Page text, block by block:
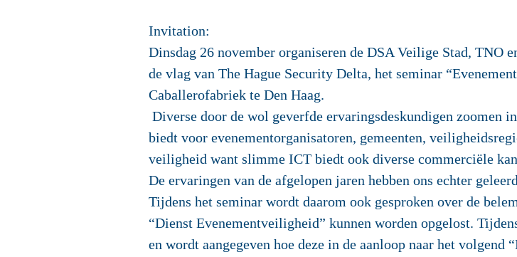
Invitation:
Dinsdag 26 november organiseren de DSA Veilige Stad,
de vlag van The Hague Security Delta, het seminar
Caballerofabriek te Den Haag.
Diverse door de wol geverfde ervaringsdeskundigen zoomen
biedt voor evenementorganisatoren, gemeenten,
veiligheid want slimme ICT biedt ook diverse commerciële
De ervaringen van de afgelopen jaren hebben ons echter
Tijdens het seminar wordt daarom ook gesproken over de
“Dienst Evenementveiligheid” kunnen worden opgelost.
en wordt aangegeven hoe deze in de aanloop naar het